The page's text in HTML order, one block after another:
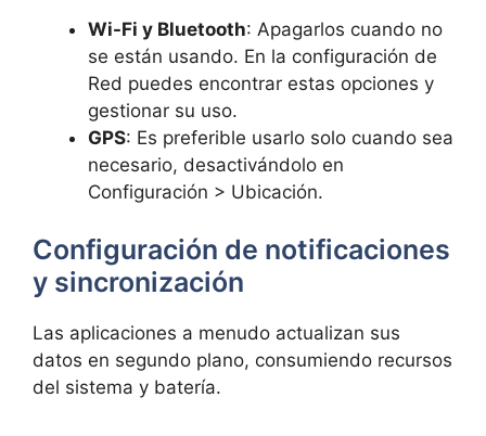
Wi-Fi y Bluetooth: Apagarlos cuando no
se están usando. En la configuración de
Red puedes encontrar estas opciones y
gestionar su uso.
GPS: Es preferible usarlo solo cuando sea
necesario, desactivándolo en
Configuración > Ubicación.
Configuración de notificaciones
y sincronización
Las aplicaciones a menudo actualizan sus
datos en segundo plano, consumiendo recursos
del sistema y batería.